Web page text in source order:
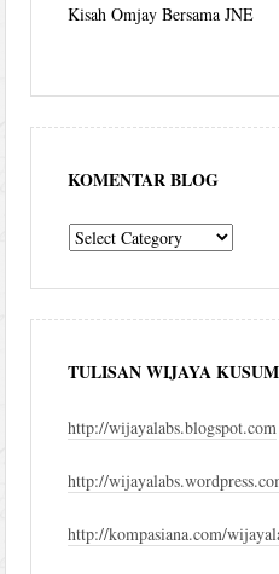
Kisah Omjay Bersama JNE
KOMENTAR BLOG
komentar
TULISAN WIJAYA
http://wijayalabs.blogspot.com
http://
http://kompasiana.com/